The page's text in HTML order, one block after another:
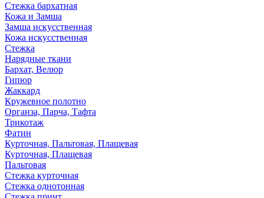
Стежка бархатная
Кожа и Замша
Замша искусственная
Кожа искусственная
Стежка
Нарядные ткани
Бархат, Велюр
Гипюр
Жаккард
Кружевное полотно
Органза, Парча, Тафта
Трикотаж
Фатин
Курточная, Пальтовая, Плащевая
Курточная, Плащевая
Пальтовая
Стежка курточная
Стежка однотонная